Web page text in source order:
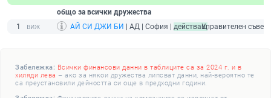
общо за всички дружества
1
АЙ СИ ДЖИ БИ | АД | София | действащУправителен съвет
Забележка: Всички финансови данни в таблиците са за 2024 г. и в
хиляди лева – ако за някои дружества липсват данни, най-вероятно те
са преустановили дейността си още в предходни години.